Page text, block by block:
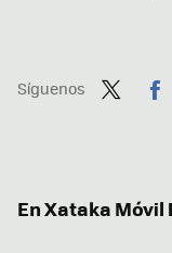
Síguenos
En Xataka